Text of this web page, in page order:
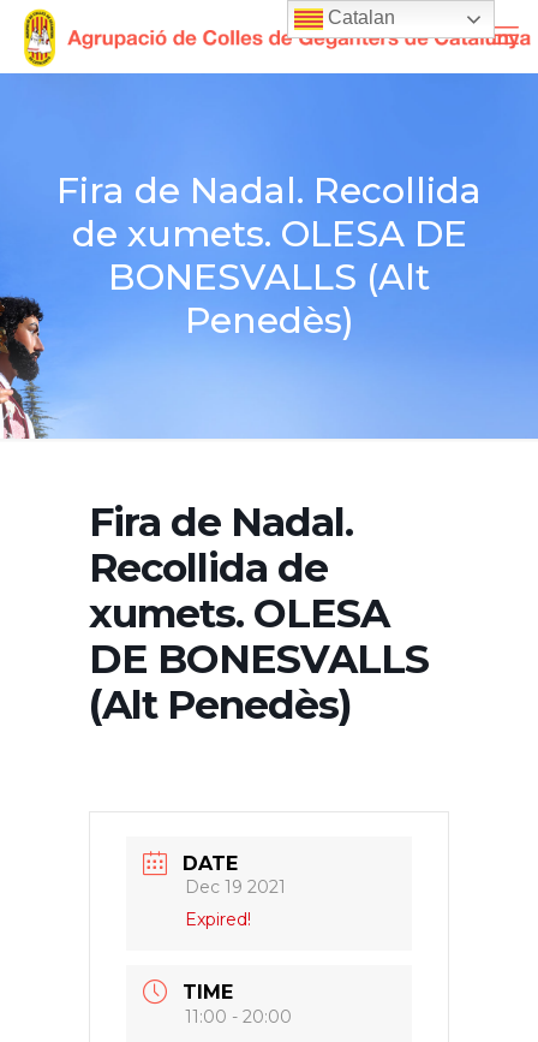
Fira de Nadal. Recollida
de xumets. OLESA DE
BONESVALLS (Alt
Penedès)
Fira de Nadal.
Recollida de
xumets. OLESA
DE BONESVALLS
(Alt Penedès)
DATE
Dec 19 2021
Expired!
TIME
11:00 - 20:00
Catalan